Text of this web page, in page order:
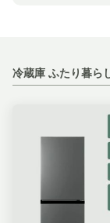
冷蔵庫 ふたり暮ら